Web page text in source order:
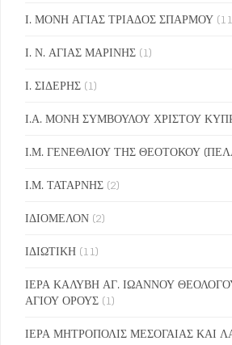
Ι. ΜΟΝΗ ΑΓΙΑΣ ΤΡΙΑΔΟΣ ΣΠΑΡΜΟΥ
Ι. Ν. ΑΓΙΑΣ ΜΑΡΙΝΗΣ (1)
Ι. ΣΙΔΕΡΗΣ (1)
Ι.Α. ΜΟΝΗ ΣΥΜΒΟΥΛΟΥ ΧΡΙΣΤΟΥ
Ι.Μ. ΓΕΝΕΘΛΙΟΥ ΤΗΣ ΘΕΟΤΟΚΟΥ
Ι.Μ. ΤΑΤΑΡΝΗΣ (2)
ΙΔΙΟΜΕΛΟΝ (2)
ΙΔΙΩΤΙΚΗ (11)
ΙΕΡΑ ΚΑΛΥΒΗ ΑΓ. ΙΩΑΝΝΟΥ
ΑΓΙΟΥ ΟΡΟΥΣ (1)
ΙΕΡΑ ΜΗΤΡΟΠΟΛΙΣ ΜΕΣΟΓΑΙΑΣ ΚΑΙ